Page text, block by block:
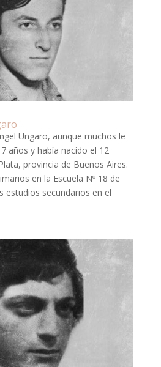
Ungaro, aunque muchos le
años y había nacido el 12
provincia de Buenos Aires.
en la Escuela Nº 18 de
estudios secundarios en el